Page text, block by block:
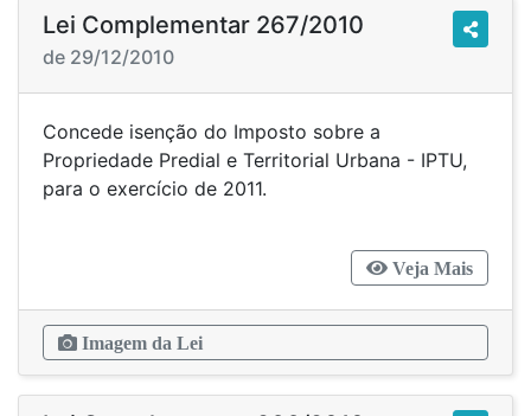
Lei Complementar 267/2010
de 29/12/2010
Concede isenção do Imposto sobre a
Propriedade Predial e Territorial Urbana - IPTU,
para o exercício de 2011.
Veja Mais
Imagem da Lei